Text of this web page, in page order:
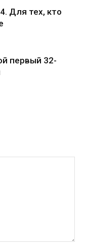
Для тех, кто
первый 32-